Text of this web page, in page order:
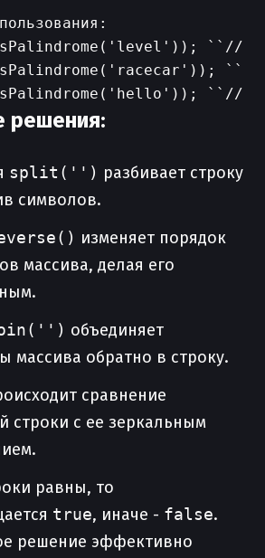
``//
``//
решения:
split('') разбивает строку
символов.
изменяет порядок
массива, делая его
объединяет
массива обратно в строку.
сравнение
строки с ее зеркальным
равны, то
true, иначе - false.
решение эффективно